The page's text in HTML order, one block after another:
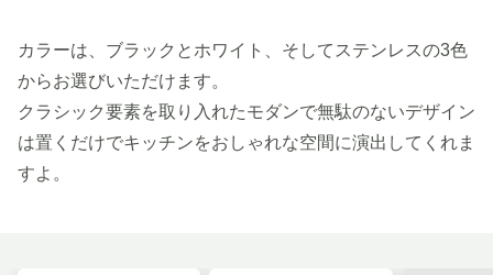
カラーは、ブラックとホワイト、そしてステンレスの3色
からお選びいただけます。
クラシック要素を取り入れたモダンで無駄のないデザイン
は置くだけでキッチンをおしゃれな空間に演出してくれま
すよ。